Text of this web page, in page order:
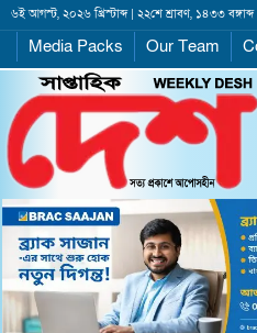
৬ই আগস্ট, ২০২৬ খ্রিস্টাব্দ | ২২শে শ্রাবণ, ১৪৩৩ বঙ্গাব্দ
Media Packs Our Team